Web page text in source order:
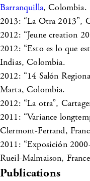
Barranquilla, Colombia.
2013: “La Otra 2013”,
2012: “Jeune creation
2012: “Esto es lo que
Indias, Colombia.
2012: “14 Salón
Marta, Colombia.
2012: “La otra”,
2011: “Variance
Clermont-Ferrand,
2011: “Exposición
Rueil-Malmaison,
Publications